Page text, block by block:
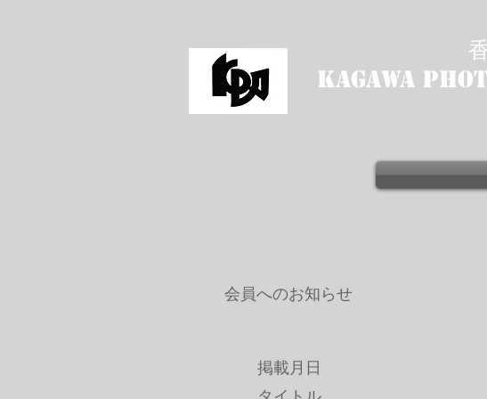
kagawa
会員へのお知らせ
掲載月日